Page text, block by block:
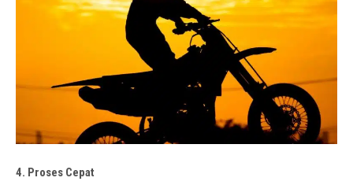
4. Proses Cepat